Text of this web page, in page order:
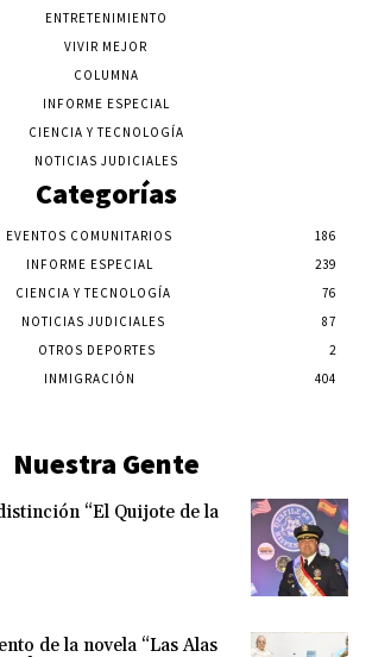
ENTRETENIMIENTO
VIVIR MEJOR
COLUMNA
INFORME ESPECIAL
CIENCIA Y TECNOLOGÍA
NOTICIAS JUDICIALES
Categorías
EVENTOS COMUNITARIOS
186
INFORME ESPECIAL
239
CIENCIA Y TECNOLOGÍA
76
NOTICIAS JUDICIALES
87
OTROS DEPORTES
2
INMIGRACIÓN
404
Nuestra Gente
“El Quijote de la
de la novela “Las Alas